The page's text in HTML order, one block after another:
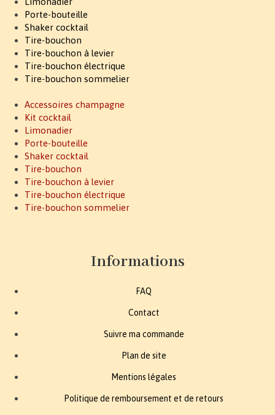
Porte-bouteille
Shaker cocktail
Tire-bouchon
Tire-bouchon à levier
Tire-bouchon électrique
Tire-bouchon sommelier
Accessoires champagne
Kit cocktail
Limonadier
Porte-bouteille
Shaker cocktail
Tire-bouchon
Tire-bouchon à levier
Tire-bouchon électrique
Tire-bouchon sommelier
Informations
FAQ
Contact
Suivre ma commande
Plan de site
Mentions légales
Politique de remboursement et de retours